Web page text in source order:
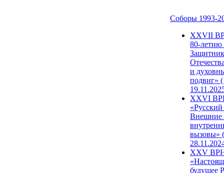
Соборы 1993-
ХХVII
80-
и
подвиг»
XXVI
Внешние
вызовы»
XXV
будущее